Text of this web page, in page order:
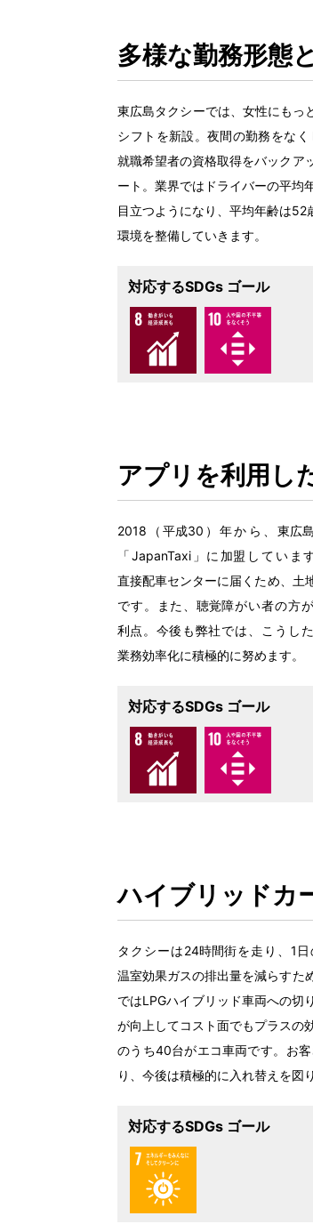
多様な勤務形態と
東広島タクシーでは、 女性にもっ
シフトを新設 。 夜間の勤務をなく
就職希望者の資格取得をバックア
ート。 業界ではドライバーの平均
目立つようになり、 平均年齢は52
環境を整備していきます。
対応するSDGs ゴール
アプリを利用 し
2018（ 平成30） 年から、 東広島
「JapanTaxi」に 加盟 していま
直接配車センターに 届 くため、 土
です。また、 聴覚障がい者の方
利点 。 今後 も弊社では、こうした
業務効率化に積極的に努めます。
対応するSDGs ゴール
ハイブリッドカ
タクシーは24時間街を走 り、1 日
温室効果ガスの排出量を減らすた
ではLPGハイブリッド車両への切 り
が向上 してコスト面でもプラスの
のうち40台がエコ車両です。お客
り、 今後は積極的に 入れ替えを図
対応するSDGs ゴール